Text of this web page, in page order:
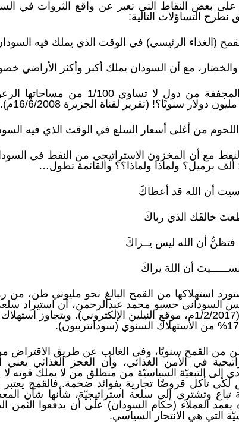
بعض النقاط التي تعبر عن واقع الثروات في
التساؤلات التالية:
3- لماذا يستورد السودان الألبان
سنويًا؟! (تقرير لقناة الجزيرة 16/6/2008م).
مع أن المخزون الاستراتيجي من النفط في
أن الله قد أعطاكَ
خالقَك الذي رباكَ
أن الله ليس يــراكَ
أن اللهَ يراكَ
السوداني حسبو محمد عبدالرحمن، أن استيراد
للحكومة حوالى مليار دولار سنويًا (1/2/2017م، موقع النيلين
من القمح سنويًا، وفي الغالب عن طريق الاقتراض
في الأمن الغذائي، وأن العجز الغذائي يعني
إلى التبعيّة السياسيّة من منطلق من لا يملك قوته لا
تأكل قروضًا تجارية بفوائد ضخمة. فالقمح يعتبر
وتشترى إلى سلعة استراتيجيّة، شأنها شأن
العملاء (حكام السودان) على أن يدفعوا الثمن
التي هي الانتحار السياسي.